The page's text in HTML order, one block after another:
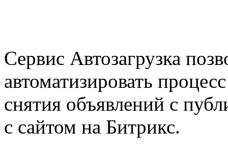
Сервис Автозагрузка
автоматизировать
снятия объявлений с
с сайтом на Битрикс.